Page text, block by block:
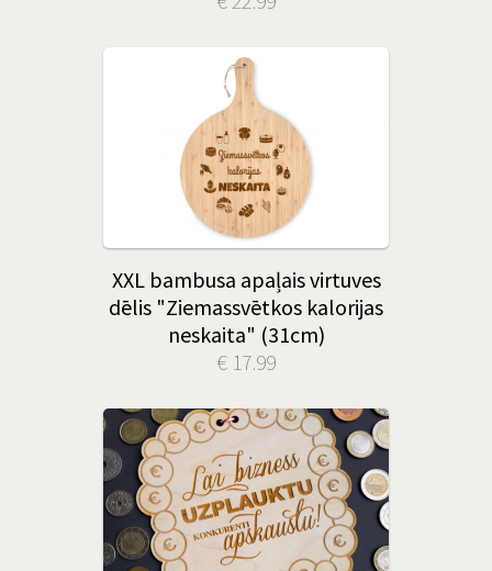
XXL bambusa apaļais virtuves
dēlis "Ziemassvētkos kalorijas
neskaita" (31cm)
€ 17.99